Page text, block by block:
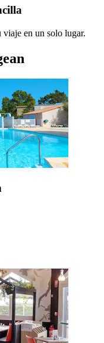
viaje en un solo lugar.